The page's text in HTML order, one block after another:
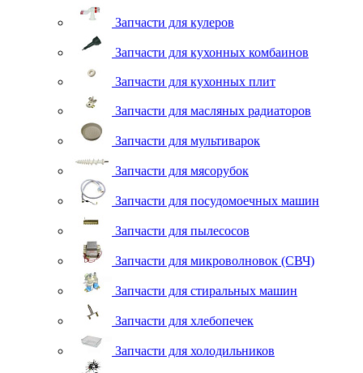
Запчасти для кулеров
Запчасти для кухонных комбаинов
Запчасти для кухонных плит
Запчасти для масляных радиаторов
Запчасти для мультиварок
Запчасти для мясорубок
Запчасти для посудомоечных машин
Запчасти для пылесосов
Запчасти для микроволновок (СВЧ)
Запчасти для стиральных машин
Запчасти для хлебопечек
Запчасти для холодильников